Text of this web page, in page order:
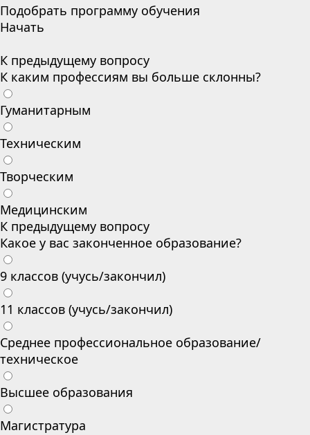
Подобрать программу обучения
Начать
К предыдущему вопросу
К каким профессиям вы больше склонны?
Гуманитарным
Техническим
Творческим
Медицинским
К предыдущему вопросу
Какое у вас законченное образование?
9 классов (учусь/закончил)
11 классов (учусь/закончил)
Среднее профессиональное образование/
техническое
Высшее образования
Магистратура